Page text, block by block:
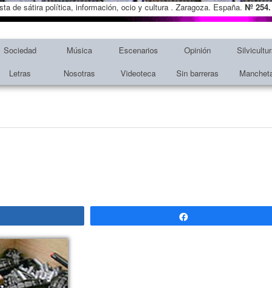
de sátira política, información, ocio y cultura . Zaragoza. España. Nº
Sociedad Música Escenarios Opinión
Letras Nosotras Videoteca Sin barreras